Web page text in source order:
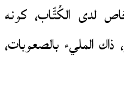
لدى الكُتّّاب، كونه
المليء بالصعوبات،